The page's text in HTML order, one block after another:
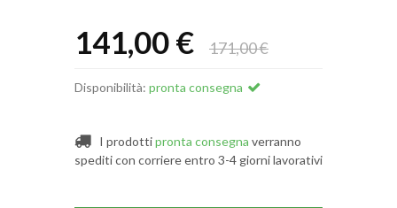
141,00 € 171,00 €
Disponibilità: pronta consegna
I prodottipronta consegna verranno
spediti con corriere entro 3-4 giorni lavorativi